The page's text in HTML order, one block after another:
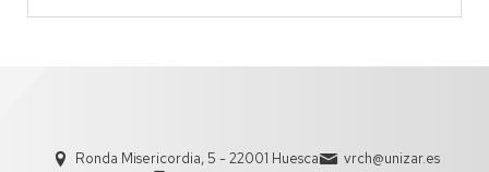
Ronda Misericordia, 5 - 22001 Huesca
vrch@unizar.es